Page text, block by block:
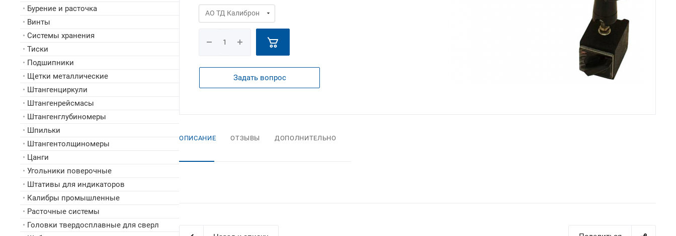
Задать вопрос
ОПИСАНИЕ ОТЗЫВЫ ДОПОЛНИТЕЛЬНО
• Бурение и расточка
• Винты
• Системы хранения
• Тиски
• Подшипники
• Щетки металлические
• Штангенциркули
• Штангенрейсмасы
• Штангенглубиномеры
• Шпильки
• Штангентолщиномеры
• Цанги
• Угольники поверочные
• Штативы для индикаторов
• Калибры промышленные
• Расточные системы
• Головки твердосплавные для сверл